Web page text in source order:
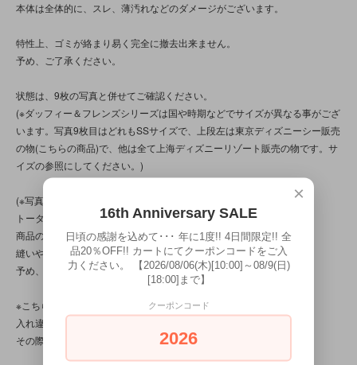
本体は全体的に、スレ、薄汚れなどのダメージがございます。
特性上、ゴミが絡まり易く完全に撤去出来ません。
予め、ご了承ください。
状態は、9枚の写真と併せてご確認ください。
(※ダッフィー＆フレンズシリーズは国や時期などでサイズが異なる事がござ
います。写真9枚目はどれもSSサイズで、上段左は東京ディズニーシー販売
の物(こちらの商品)で、他は全て上海ディズニーリゾート販売の物です。サ
イズの参照にしてください。)
(※写真は、光の当たり方によって見え方が変わる為、
トータル的に判断頂けると幸いです。
商品の特性/性質上、上記の問題以前に、
縫いや玉止め等に“甘さ/曖昧”差が見られる商品です。
予め、ご了承ください。)
※こちらの商品は店頭でも販売しています。
入れ違いで完売してしまう場合がございます。
その際はご容赦くださいませ。
×
16th Anniversary SALE
日頃の感謝を込めて･･･ 年に1度!! 4日間限定!! 全
品20％OFF!! カートにてクーポンコードをご入
力ください。 【2026/08/06(木)[10:00]～08/9(日)
[18:00]まで】
クーポンコード
2026